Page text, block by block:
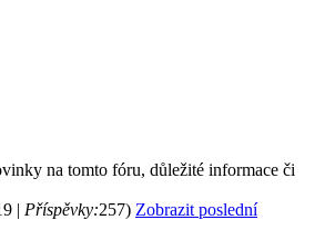
na tomto fóru, důležité informace či
| Příspěvky:257) Zobrazit poslední